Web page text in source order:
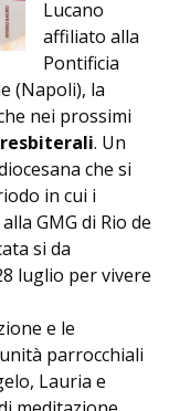
Lucano
affiliato alla
Pontificia
(Napoli), la
nei prossimi
. Un
che si
in cui i
GMG di Rio de
si da
luglio per vivere
e le
parrocchiali
Lauria e